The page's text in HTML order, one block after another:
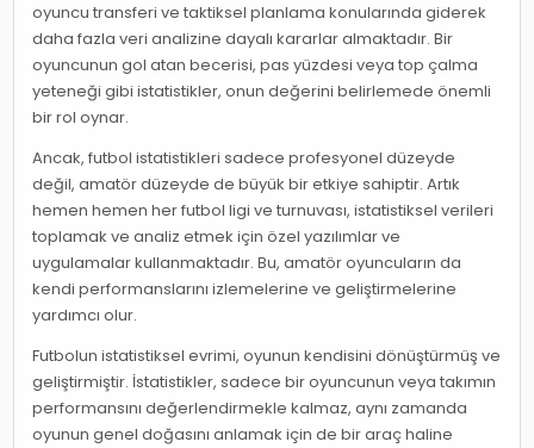
oyuncu transferi ve taktiksel planlama konularında giderek
daha fazla veri analizine dayalı kararlar almaktadır. Bir
oyuncunun gol atan becerisi, pas yüzdesi veya top çalma
yeteneği gibi istatistikler, onun değerini belirlemede önemli
bir rol oynar.
Ancak, futbol istatistikleri sadece profesyonel düzeyde
değil, amatör düzeyde de büyük bir etkiye sahiptir. Artık
hemen hemen her futbol ligi ve turnuvası, istatistiksel verileri
toplamak ve analiz etmek için özel yazılımlar ve
uygulamalar kullanmaktadır. Bu, amatör oyuncuların da
kendi performanslarını izlemelerine ve geliştirmelerine
yardımcı olur.
Futbolun istatistiksel evrimi, oyunun kendisini dönüştürmüş ve
geliştirmiştir. İstatistikler, sadece bir oyuncunun veya takımın
performansını değerlendirmekle kalmaz, aynı zamanda
oyunun genel doğasını anlamak için de bir araç haline